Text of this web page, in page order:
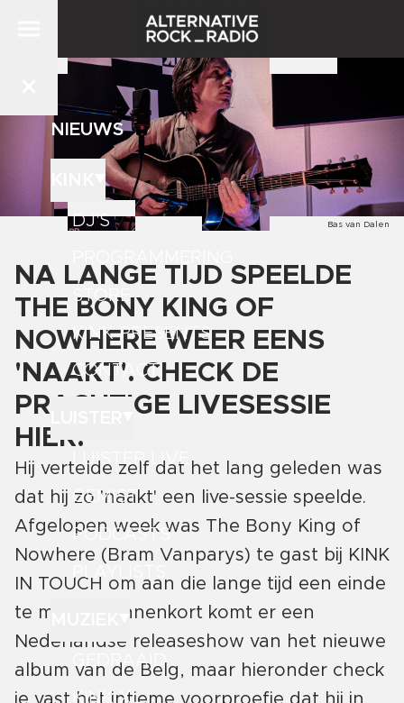
NIEUWS
DJ'S
STORE
KINK PRESENTS
CONTACT
LUISTER LIVE
GEMIST
PODCASTS
GEDRAAID
KINK XL
Bas van Dalen
NA LANGE TIJD SPEELDE
THE BONY KING OF
NOWHERE WEER EENS
'NAAKT'. CHECK DE
PRACHTIGE LIVESESSIE
HIER!
Hij vertelde zelf dat het lang geleden was
dat hij zo 'naakt' een live-sessie speelde.
Afgelopen week was The Bony King of
Nowhere (Bram Vanparys) te gast bij KINK
IN TOUCH om aan die lange tijd een einde
te maken. Binnenkort komt er een
Nederlandse releaseshow van het nieuwe
album van de Belg, maar hieronder check